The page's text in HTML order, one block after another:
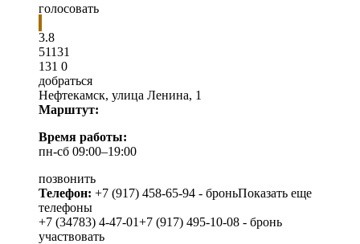
голосовать
3.8
51131
131 0
добраться
Нефтекамск, улица Ленина, 1
Марштут:
Время работы:
пн-сб 09:00–19:00
позвонить
Телефон: +7 (917) 458-65-94 - броньПоказать еще
телефоны
+7 (34783) 4-47-01+7 (917) 495-10-08 - бронь
участвовать